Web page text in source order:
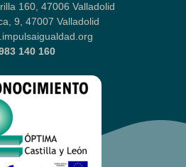
160, 47006 Valladolid
9, 47007 Valladolid
140 160